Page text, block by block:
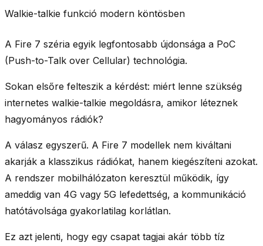
Walkie-talkie funkció modern köntösben
A Fire 7 széria egyik legfontosabb újdonsága a PoC
(Push-to-Talk over Cellular) technológia.
Sokan elsőre felteszik a kérdést: miért lenne szükség
internetes walkie-talkie megoldásra, amikor léteznek
hagyományos rádiók?
A válasz egyszerű. A Fire 7 modellek nem kiváltani
akarják a klasszikus rádiókat, hanem kiegészíteni azokat.
A rendszer mobilhálózaton keresztül működik, így
ameddig van 4G vagy 5G lefedettség, a kommunikáció
hatótávolsága gyakorlatilag korlátlan.
Ez azt jelenti, hogy egy csapat tagjai akár több tíz